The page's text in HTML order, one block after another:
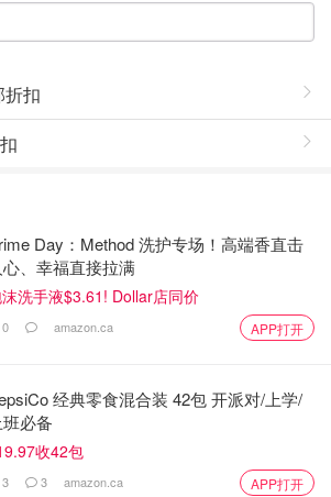
折扣
Day：Method 洗护专场！高端香直击
心、幸福直接拉满
洗手液$3.61! Dollar店同价
0 amazon.ca APP打开
经典零食混合装 42包 开派对/上学/
班必备
收42包
3 3 amazon.ca APP打开